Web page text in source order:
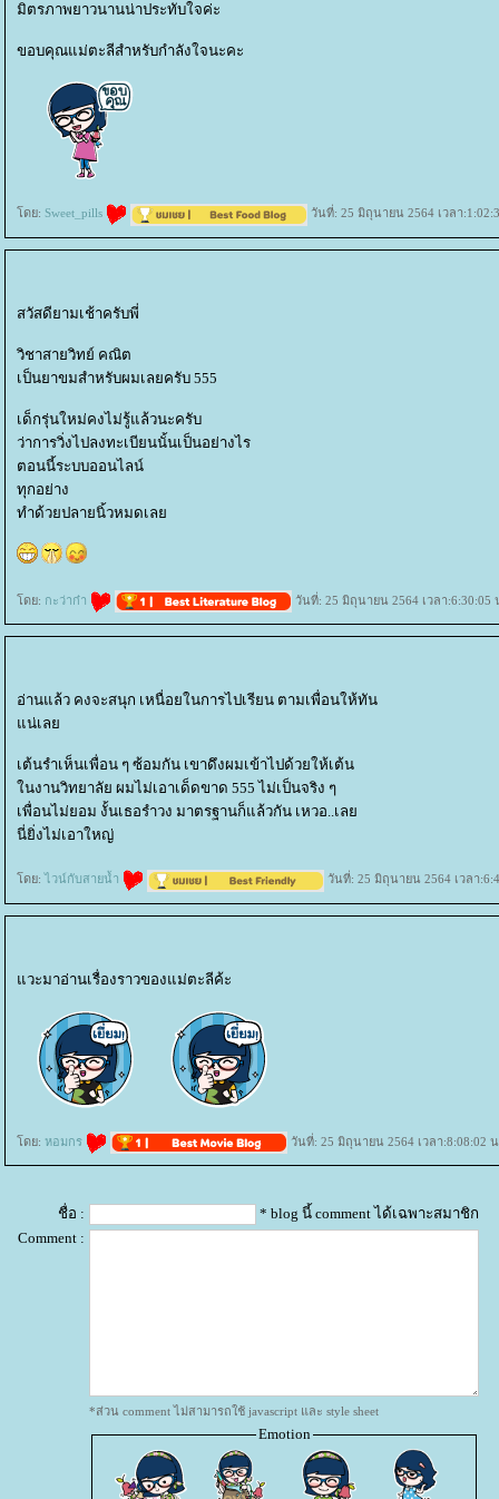
มิตรภาพยาวนานน่าประทับใจค่ะ
ขอบคุณแม่ตะลีสำหรับกำลังใจนะคะ
ดย: Sweet_pills วันที่: 25 มิถุนายน 2564 เวลา
สวัสดียามเช้าครับพี่
วิชาสายวิทย์ คณิต
เป็นยาขมสำหรับผมเลยครับ 555
เด็กรุ่นใหม่คงไม่รู้แล้วนะครับ
ว่าการวิ่งไปลงทะเบียนนั้นเป็นอย่างไร
ตอนนี้ระบบออนไลน์
ทุกอย่าง
ทำด้วยปลายนิ้วหมดเล
ดย: กะว่าก๋า วันที่: 25 มิถุนายน 2564 เวลา:6:30:05
อ่านแล้ว คงจะสนุก เหนื่อยในการไปเรียน ตามเพื่อนให้ทัน
น่เล
เต้นรำเห็นเพื่อน ๆ ซ้อมกัน เขาดึงผมเข้าไปด้วยให้เต้น
นงานวิทยาลัย ผมไม่เอาเด็ดขาด 555 ไม่เป็นจริง ๆ
เพื่อนไม่ยอม งั้นเธอรำวง มาตรฐานก็แล้วกัน เหวอ..เล
นี่ยิ่งไม่เอาใหญ่
ดย: ไวน์กับสายน้ำ วันที่: 25 มิถุนายน 2564 เวลา
วะมาอ่านเรื่องราวของแม่ตะลีค้ะ
ดย: หอมกร วันที่: 25 มิถุนายน 2564 เวลา:8:08:02
ชื่อ :
* blog นี้ comment ได้เฉพาะสมาชิก
Comment :
*ส่วน comment ไม่สามารถใช้ javascript และ style sheet
Emotion